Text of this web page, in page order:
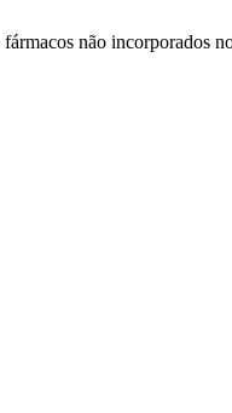
não incorporados